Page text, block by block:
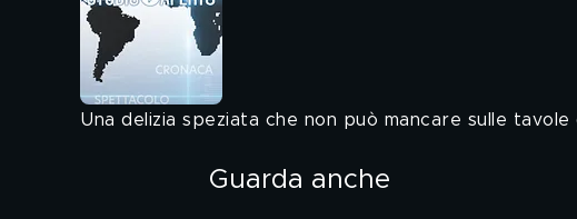
Una delizia speziata che non può mancare sulle
Guarda anche